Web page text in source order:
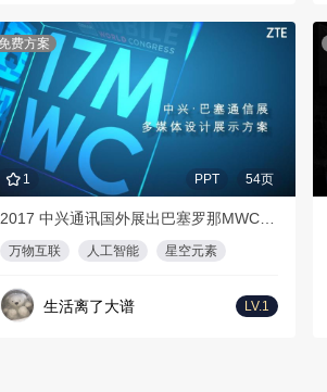
费方案
1 PPT 54页
万物互联 人工智能 星空元素
生活离了大谱 LV.1